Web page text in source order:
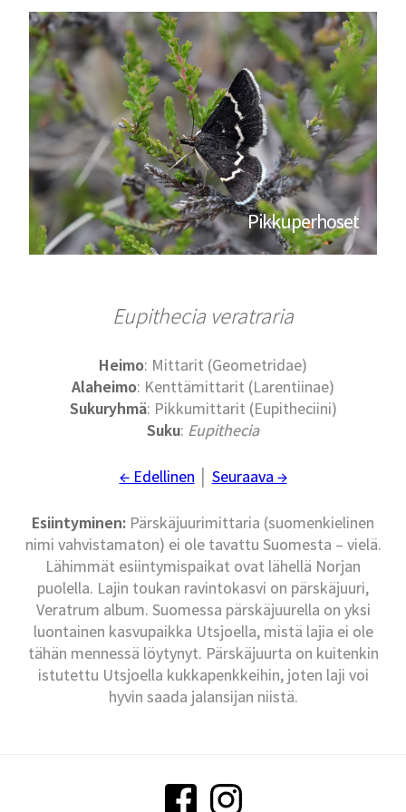
Pikkuperhoset
Eupithecia veratraria
Heimo: Mittarit (Geometridae)
Alaheimo: Kenttämittarit (Larentiinae)
Sukuryhmä: Pikkumittarit (Eupitheciini)
Suku: Eupithecia
← Edellinen Seuraava →
Esiintyminen: Pärskäjuurimittaria (suomenkielinen
nimi vahvistamaton) ei ole tavattu Suomesta – vielä.
Lähimmät esiintymispaikat ovat lähellä Norjan
puolella. Lajin toukan ravintokasvi on pärskäjuuri,
Veratrum album. Suomessa pärskäjuurella on yksi
luontainen kasvupaikka Utsjoella, mistä lajia ei ole
tähän mennessä löytynyt. Pärskäjuurta on kuitenkin
istutettu Utsjoella kukkapenkkeihin, joten laji voi
hyvin saada jalansijan niistä.